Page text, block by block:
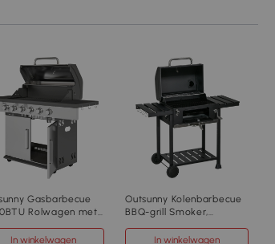
Gasbarbecue
Rolwagen met
In winkelwagen
Outsunny Kolenbarbecue
BBQ-grill Smoker,
flesopener, 120 x 64 x 114
In winkelwagen